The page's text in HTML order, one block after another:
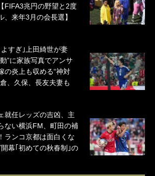
FIFA3兆円の野望と2度
、来年3月の会長選】
よすぎ｣上田綺世が妻
”に家族写真でアンサ
の炎上も収める“神対
、久保、長友夫妻も
就任レッズの吉凶、主
ない横浜FM、町田の補
ランコ京都は面白くな
幕｢初めての秋春制｣の